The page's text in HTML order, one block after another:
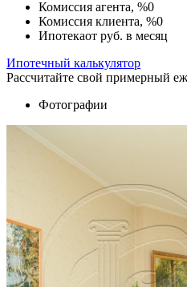
Комиссия агента, %0
Комиссия клиента, %0
Ипотекаот руб. в месяц
Ипотечный калькулятор
Рассчитайте свой примерный
Фотографии